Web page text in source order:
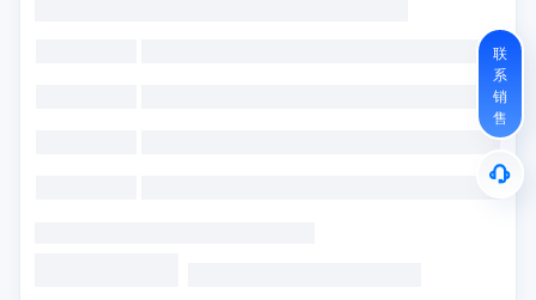
联
系
销
售